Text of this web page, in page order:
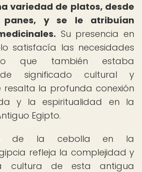
variedad de platos, desde
panes, y se le atribuían
Su presencia en
satisfacía las necesidades
que también estaba
significado cultural y
resalta la profunda conexión
y la espiritualidad en la
Egipto.
de la cebolla en la
refleja la complejidad y
cultura de esta antigua